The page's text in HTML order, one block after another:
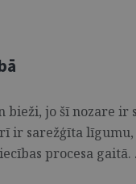
bieži, jo šī nozare ir
ir sarežģīta
procesa gaitā.